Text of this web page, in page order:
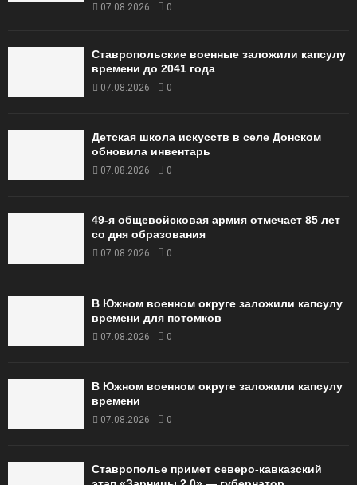
07.08.2026 0
Ставропольские военные заложили капсулу
времени до 2041 года
07.08.2026 0
Детская школа искусств в селе Донском
обновила инвентарь
07.08.2026 0
49‑я общевойсковая армия отмечает 85 лет
со дня образования
07.08.2026 0
В Южном военном округе заложили капсулу
времени для потомков
07.08.2026 0
В Южном военном округе заложили капсулу
времени
07.08.2026 0
Ставрополье примет северо-кавказский